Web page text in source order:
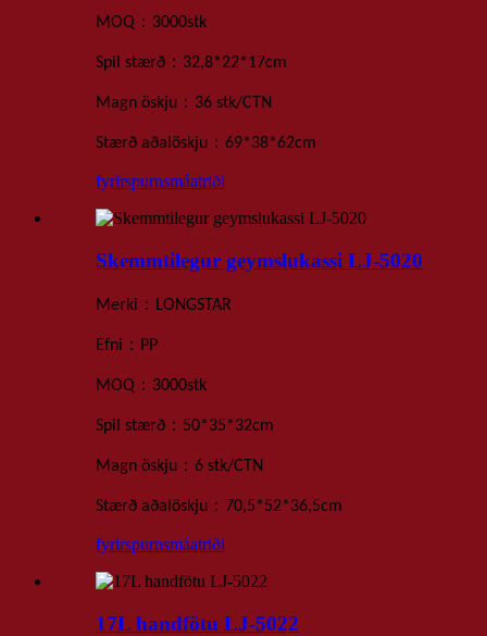
MOQ ： 3000stk
Spil stærð ： 32,8*22*17cm
Magn öskju ： 36 stk/CTN
Stærð aðalöskju ： 69*38*62cm
fyrirspurnsmáatriði
Skemmtilegur geymslukassi LJ-5020
Merki ： LONGSTAR
Efni ： PP
MOQ ： 3000stk
Spil stærð ： 50*35*32cm
Magn öskju ： 6 stk/CTN
Stærð aðalöskju ： 70,5*52*36,5cm
fyrirspurnsmáatriði
17L handfötu LJ-5022